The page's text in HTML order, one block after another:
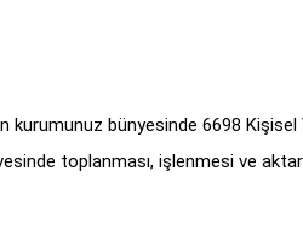
kurumunuz bünyesinde 6698
toplanması, işlenmesi ve